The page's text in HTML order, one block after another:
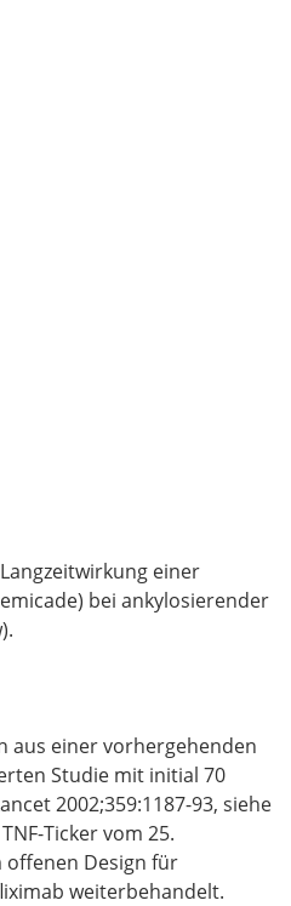
einer
bei ankylosierender
aus einer vorhergehenden
Studie mit initial 70
2002;359:1187-93, siehe
Ticker vom 25.
offenen Design für
weiterbehandelt.